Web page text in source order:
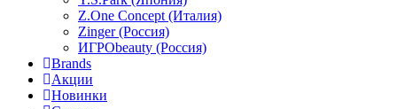
Z.One Concept (Италия)
Zinger (Россия)
ИГРОbeauty (Россия)
Brands
Акции
Новинки